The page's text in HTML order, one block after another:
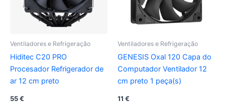
Ventiladores e Refrigeração
Hiditec C20 PRO
Procesador Refrigerador de
ar 12 cm preto
55€
Ventiladores e Refrigeração
GENESIS Oxal 120 Capa do
Computador Ventilador 12
cm preto 1 peça(s)
11 €